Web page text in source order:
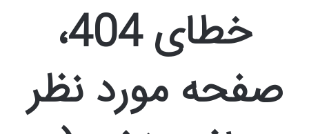
خطای 404،
صفحه مورد نظر